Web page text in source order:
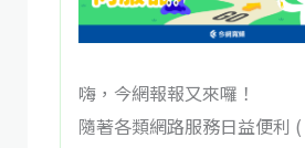
嗨，今網報報又來囉！
隨著各類網路服務日益便利 (